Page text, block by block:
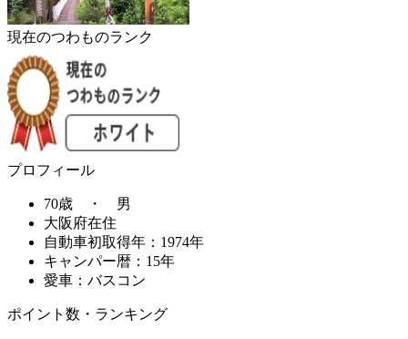
現在のつわものランク
プロフィール
70歳 ・ 男
大阪府在住
自動車初取得年：1974年
キャンパー暦：15年
愛車：バスコン
ポイント数・ランキング